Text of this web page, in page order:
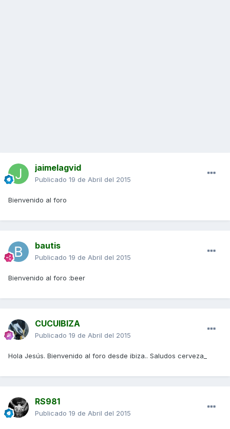
jaimelagvid
Publicado 19 de Abril del 2015
Bienvenido al foro
bautis
Publicado 19 de Abril del 2015
Bienvenido al foro :beer
CUCUIBIZA
Publicado 19 de Abril del 2015
Hola Jesús. Bienvenido al foro desde ibiza.. Saludos cerveza_
RS981
Publicado 19 de Abril del 2015